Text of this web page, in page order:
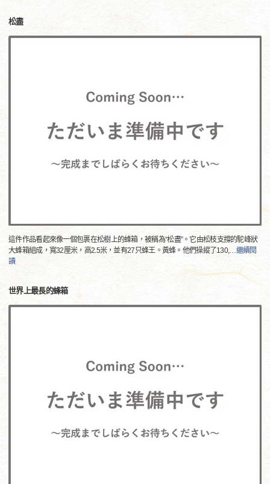
松盡
這件作品看起來像一個包裹在松樹上的蜂箱，被稱為“松盡”。它由松枝支撐的駝峰狀
大蜂箱組成，寬32厘米，高2.5米，並有27只蜂王。黃蜂。他們操縱了130,…繼續閱
讀
世界上最長的蜂箱